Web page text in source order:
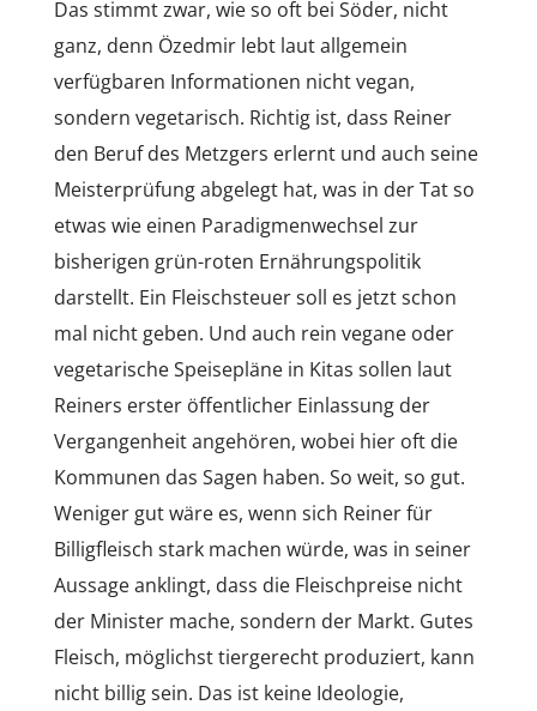
Das stimmt zwar, wie so oft bei Söder, nicht
ganz, denn Özedmir lebt laut allgemein
verfügbaren Informationen nicht vegan,
sondern vegetarisch. Richtig ist, dass Reiner
den Beruf des Metzgers erlernt und auch seine
Meisterprüfung abgelegt hat, was in der Tat so
etwas wie einen Paradigmenwechsel zur
bisherigen grün-roten Ernährungspolitik
darstellt. Ein Fleischsteuer soll es jetzt schon
mal nicht geben. Und auch rein vegane oder
vegetarische Speisepläne in Kitas sollen laut
Reiners erster öffentlicher Einlassung der
Vergangenheit angehören, wobei hier oft die
Kommunen das Sagen haben. So weit, so gut.
Weniger gut wäre es, wenn sich Reiner für
Billigfleisch stark machen würde, was in seiner
Aussage anklingt, dass die Fleischpreise nicht
der Minister mache, sondern der Markt. Gutes
Fleisch, möglichst tiergerecht produziert, kann
nicht billig sein. Das ist keine Ideologie,